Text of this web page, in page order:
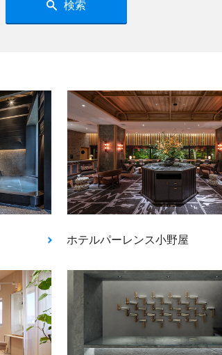
検索
ホテルパーレンス小野屋